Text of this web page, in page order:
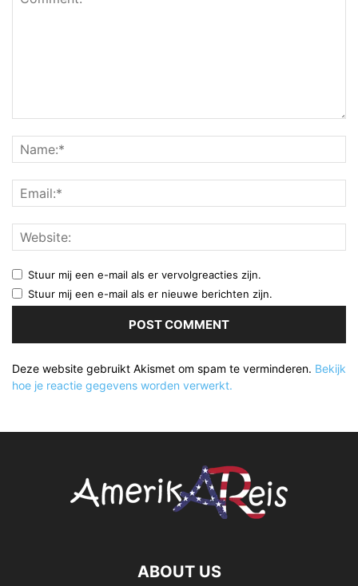
Stuur mij een e-mail als er vervolgreacties zijn.
Stuur mij een e-mail als er nieuwe berichten zijn.
Deze website gebruikt Akismet om spam te verminderen. Bekijk
hoe je reactie gegevens worden verwerkt.
ABOUT US